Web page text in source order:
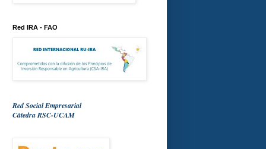
Red IRA - FAO
Red Social Empresarial
Cátedra RSC-UCAM